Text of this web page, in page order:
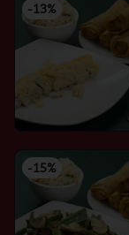
-13%
-15%